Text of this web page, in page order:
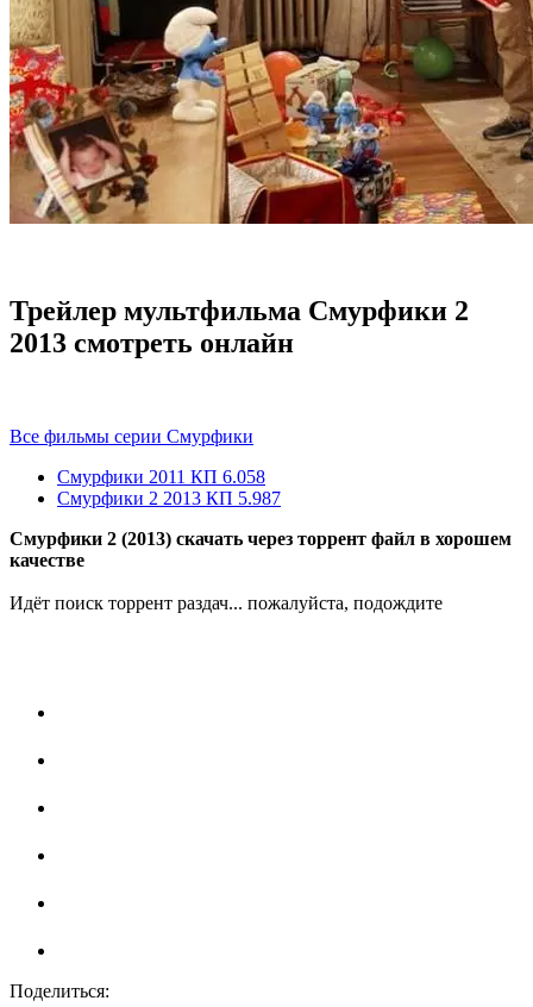
Трейлер мультфильма Смурфики 2
2013 смотреть онлайн
Все фильмы серии Смурфики
Смурфики 2011 КП 6.058
Смурфики 2 2013 КП 5.987
Смурфики 2 (2013) скачать через торрент файл в хорошем
качестве
Идёт поиск торрент раздач... пожалуйста, подождите
Поделиться: